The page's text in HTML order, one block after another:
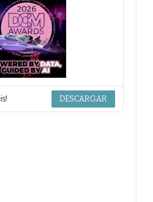
DESCARGAR